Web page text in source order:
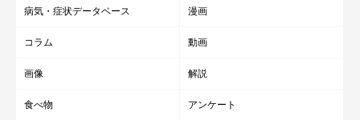
病気・症状データベース 漫画
コラム 動画
画像 解説
食べ物 アンケート